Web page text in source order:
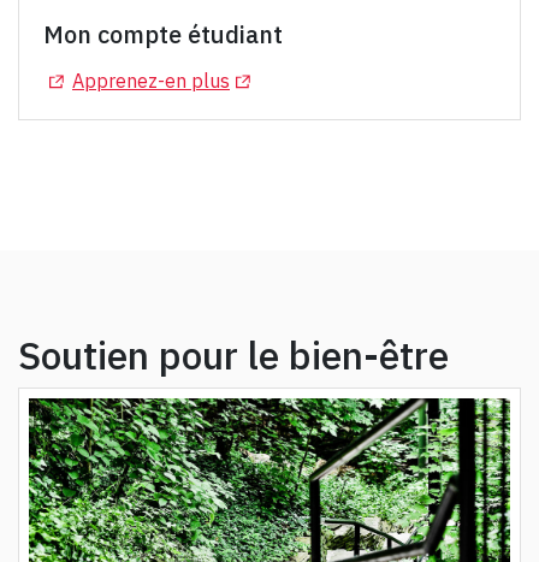
Mon compte étudiant
(Opens in a new tab)
Apprenez-en plus (Opens in a new tab)
Soutien pour le bien-être